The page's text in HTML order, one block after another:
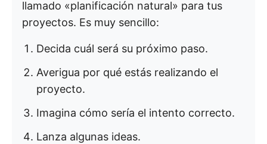
llamado «planificación natural» para tus
proyectos. Es muy sencillo:
Decida cuál será su próximo paso.
Averigua por qué estás realizando el
proyecto.
Imagina cómo sería el intento correcto.
Lanza algunas ideas.